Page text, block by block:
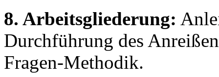
8. Arbeitsgliederung:
Durchführung des
Fragen-Methodik.